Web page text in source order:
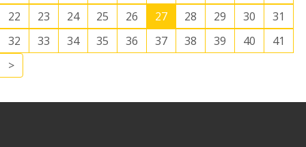
22
23 24 25 26 27 28 29 30
31
32
33 34 35 36 37 38 39 40
41
>